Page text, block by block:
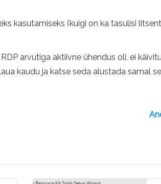
kasutamiseks (kuigi on ka tasulisi
arvutiga aktiivne ühendus oli, ei
kaudu ja katse seda alustada samal